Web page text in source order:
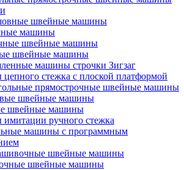
швейные машины
машины
швейные машины
швейные машины
машины строчки Зигзаг
стежка с плоской платформой
прямострочные швейные машины
швейные машины
швейные машины
ручного стежка
машины с программным
швейные машины
швейные машины